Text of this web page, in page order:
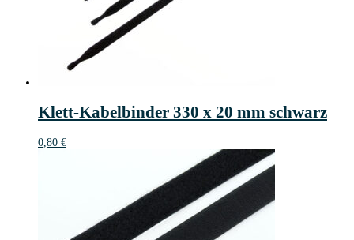
Klett-Kabelbinder 330 x 20 mm schwarz
0,80 €